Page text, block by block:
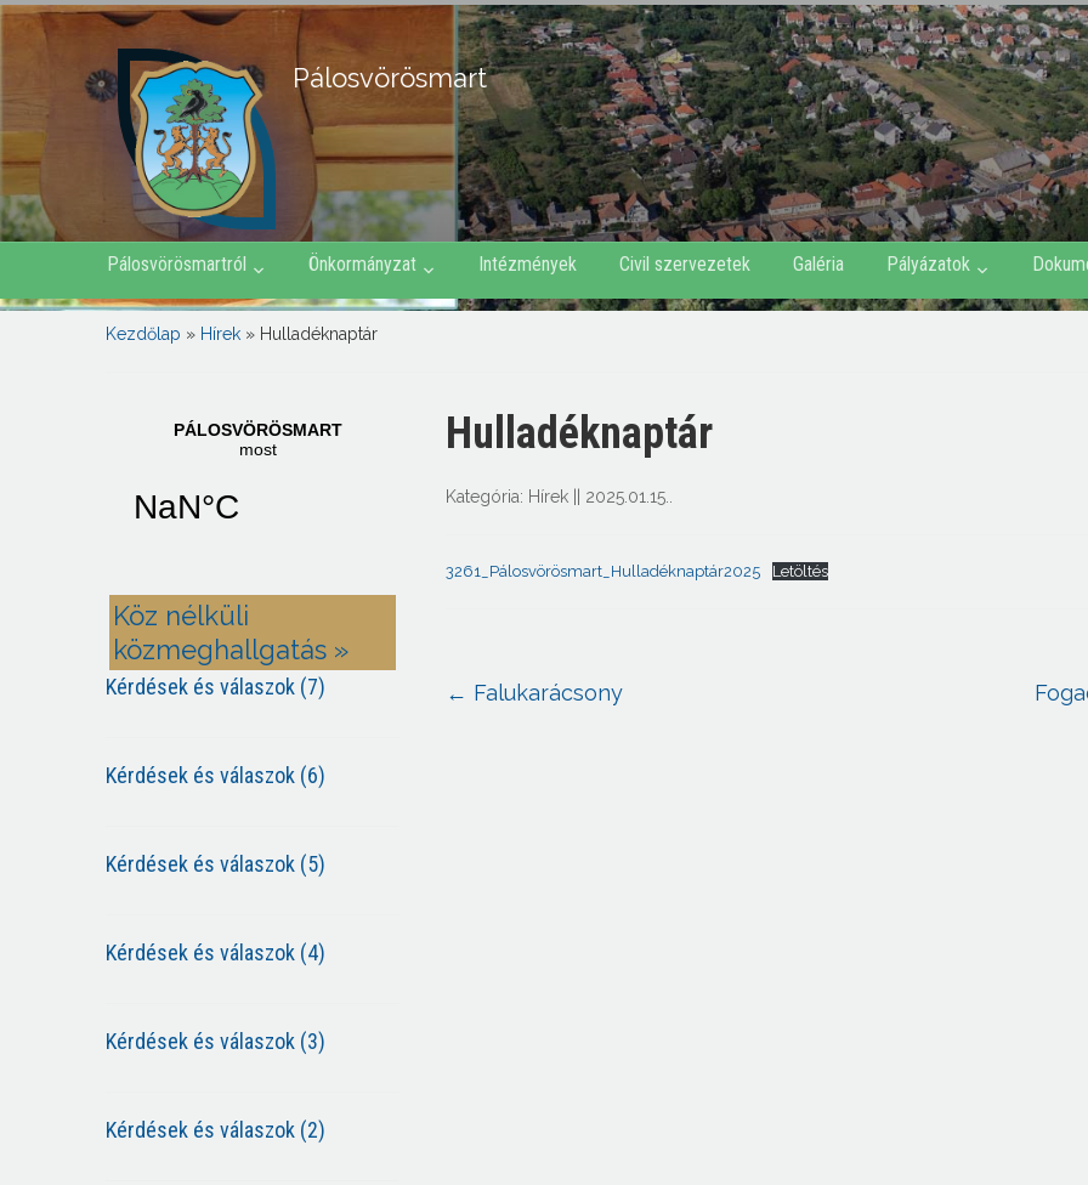
Pálosvörösmart
Pálosvörösmartról Önkormányzat Intézmények Civil szervezetek Galéria Pályázatok
Kezdőlap » Hírek » Hulladéknaptár
Köz nélküli
közmeghallgatás »
Kérdések és válaszok (7)
Kérdések és válaszok (6)
Kérdések és válaszok (5)
Kérdések és válaszok (4)
Kérdések és válaszok (3)
Kérdések és válaszok (2)
Hulladéknaptár
Kategória: Hírek 2025.01.15.
3261_Pálosvörösmart_Hulladéknaptár2025 Letöltés
← Falukarácsony